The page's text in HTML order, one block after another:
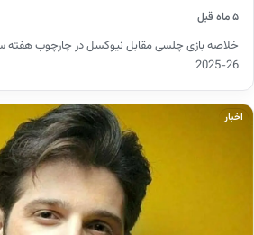
۵ ماه قبل
خلاصه بازی چلسی مقابل نیوکسل در چارچوب هفته
26-2025
اخبار